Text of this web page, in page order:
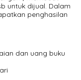
untuk dijual. Dalam
penghasilan
dan uang buku